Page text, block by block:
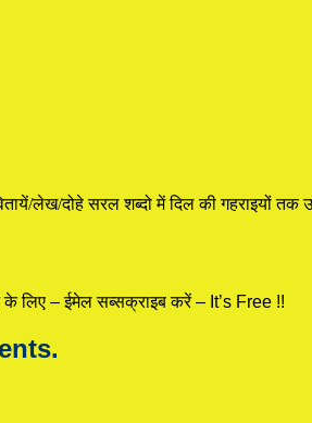
लेख/दोहे सरल शब्दो में दिल की गहराइयों तक
लिए – ईमेल सब्सक्राइब करें – It’s Free !!